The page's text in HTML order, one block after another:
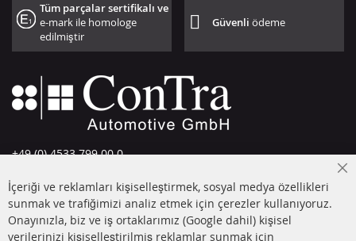
Tüm parçalar sertifikalı ve
e-mark ile homologe
edilmiştir
Güvenliödeme
+49 (0) 4533 799 00 0
info@contra-automotive.de
facebook
instagram
İçeriği ve reklamları kişiselleştirmek, sosyal medya özellikleri
sunmak ve trafiğimizi analiz etmek için çerezler kullanıyoruz.
Onayınızla, biz ve iş ortaklarımız (Google dahil) kişisel
verilerinizi kişiselleştirilmiş reklamlar sunmak için